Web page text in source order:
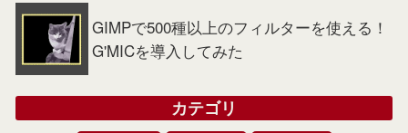
GIMPで500種以上のフィルターを使える！
G'MICを導入してみた
カテゴリ